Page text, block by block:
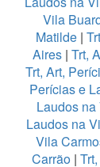
Vila
Matilde|
Aires | Trt,
Trt, Art,
Perícias e
Laudos
Laudos na
Vila
Carrão|